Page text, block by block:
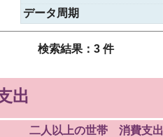
データ周期
検索結果：3 件
出
二人以上の世帯 消費支出